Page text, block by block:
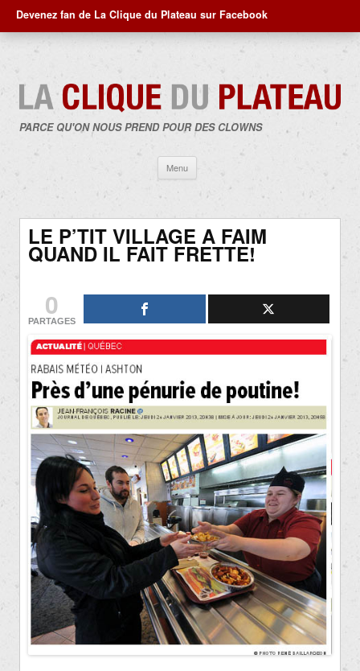
Devenez fan de La Clique du Plateau sur Facebook
PARCE QU'ON NOUS PREND POUR DES CLOWNS
Menu
contenu
LE P’TIT VILLAGE A FAIM
QUAND IL FAIT FRETTE!
0
PARTAGES